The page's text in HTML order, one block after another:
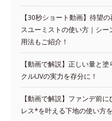
【30秒ショート動画】待望
スユーミストの使い方｜シー
用法もご紹介！
【動画で解説】正しい量と
クルUVの実力を存分に！
【動画で解説】ファンデ前
レス*を叶える下地の使い方